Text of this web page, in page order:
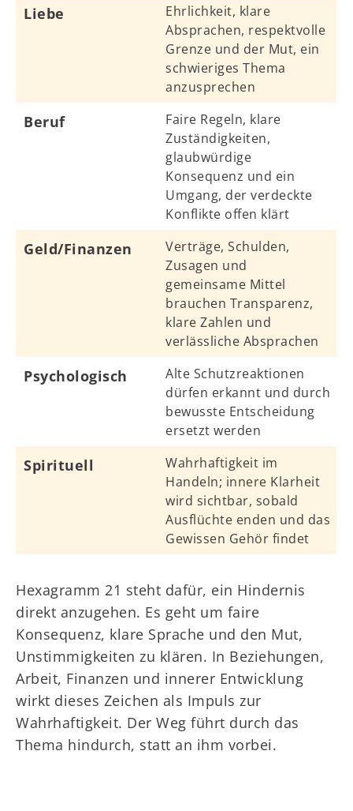
Liebe
Ehrlichkeit, klare
Absprachen, respektvolle
Grenze und der Mut, ein
schwieriges Thema
anzusprechen
Beruf
Faire Regeln, klare
Zuständigkeiten,
glaubwürdige
Konsequenz und ein
Umgang, der verdeckte
Konflikte offen klärt
Geld/Finanzen
Verträge, Schulden,
Zusagen und
gemeinsame Mittel
brauchen Transparenz,
klare Zahlen und
verlässliche Absprachen
Psychologisch
Alte Schutzreaktionen
dürfen erkannt und durch
bewusste Entscheidung
ersetzt werden
Spirituell
Wahrhaftigkeit im
Handeln; innere Klarheit
wird sichtbar, sobald
Ausflüchte enden und das
Gewissen Gehör findet
Hexagramm 21 steht dafür, ein Hindernis
direkt anzugehen. Es geht um faire
Konsequenz, klare Sprache und den Mut,
Unstimmigkeiten zu klären. In Beziehungen,
Arbeit, Finanzen und innerer Entwicklung
wirkt dieses Zeichen als Impuls zur
Wahrhaftigkeit. Der Weg führt durch das
Thema hindurch, statt an ihm vorbei.